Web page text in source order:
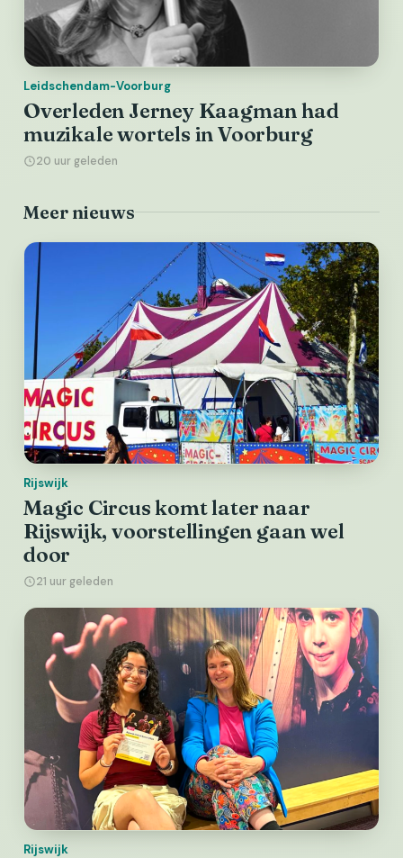
Leidschendam-Voorburg
Overleden Jerney Kaagman had
muzikale wortels in Voorburg
20 uur geleden
Meer nieuws
Rijswijk
Magic Circus komt later naar
Rijswijk, voorstellingen gaan wel
door
21 uur geleden
Rijswijk